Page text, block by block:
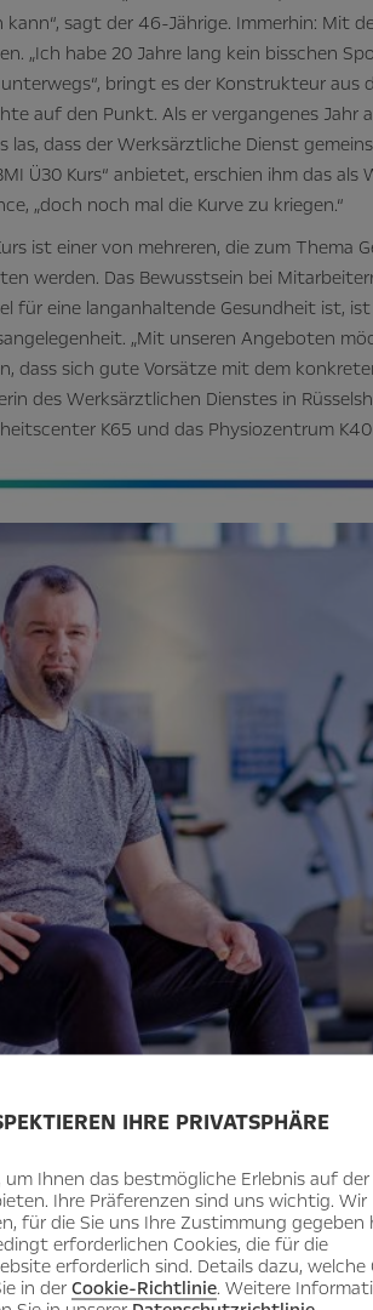
IHRE PRIVATSPHÄRE
um Ihnen das bestmögliche Erlebnis auf der
Ihre Präferenzen sind uns wichtig. Wir
für die Sie uns Ihre Zustimmung gegeben
erforderlichen Cookies, die für die
erforderlich sind. Details dazu, welche
in derCookie-Richtlinie. Weitere
kann“, sagt der 46-Jährige. Immerhin: Mit
„Ich habe 20 Jahre lang kein bisschen
bringt es der Konstrukteur aus
auf den Punkt. Als er vergangenes Jahr
las, dass der Werksärztliche Dienst
Ü30 Kurs“ anbietet, erschien ihm das
„doch noch mal die Kurve zu kriegen.“
ist einer von mehreren, die zum Thema
werden. Das Bewusstsein bei
für eine langanhaltende Gesundheit ist,
„Mit unseren Angeboten
dass sich gute Vorsätze mit dem
des Werksärztlichen Dienstes in
K65 und das Physiozentrum